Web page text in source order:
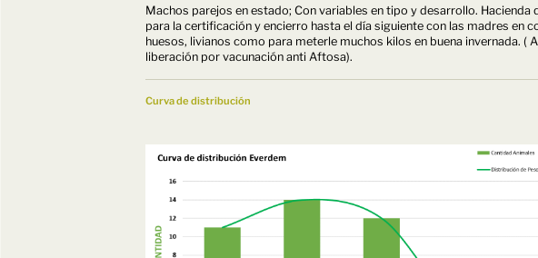
Machos parejos en estado; Con variables en tipo y desarrollo. Hacienda
para la certificación y encierro hasta el día siguiente con las madres en
huesos, livianos como para meterle muchos kilos en buena invernada. (
liberación por vacunación anti Aftosa).
Curva de distribución